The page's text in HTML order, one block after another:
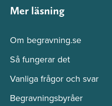
Mer läsning
Om begravning.se
Så fungerar det
Vanliga frågor och svar
Begravningsbyråer